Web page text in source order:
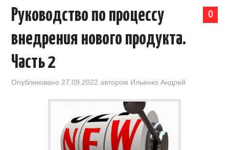
КЛУБ ИМПОРТЕРОВ
УСЛУГИ ПО БИЗНЕСУ С КИТАЕМ |
ТОВАРЫ ИЗ КИТАЯ
0
Руководство по процессу
внедрения нового продукта.
Часть 2
Опубликовано 27.09.2022 автором Ильенко Андрей